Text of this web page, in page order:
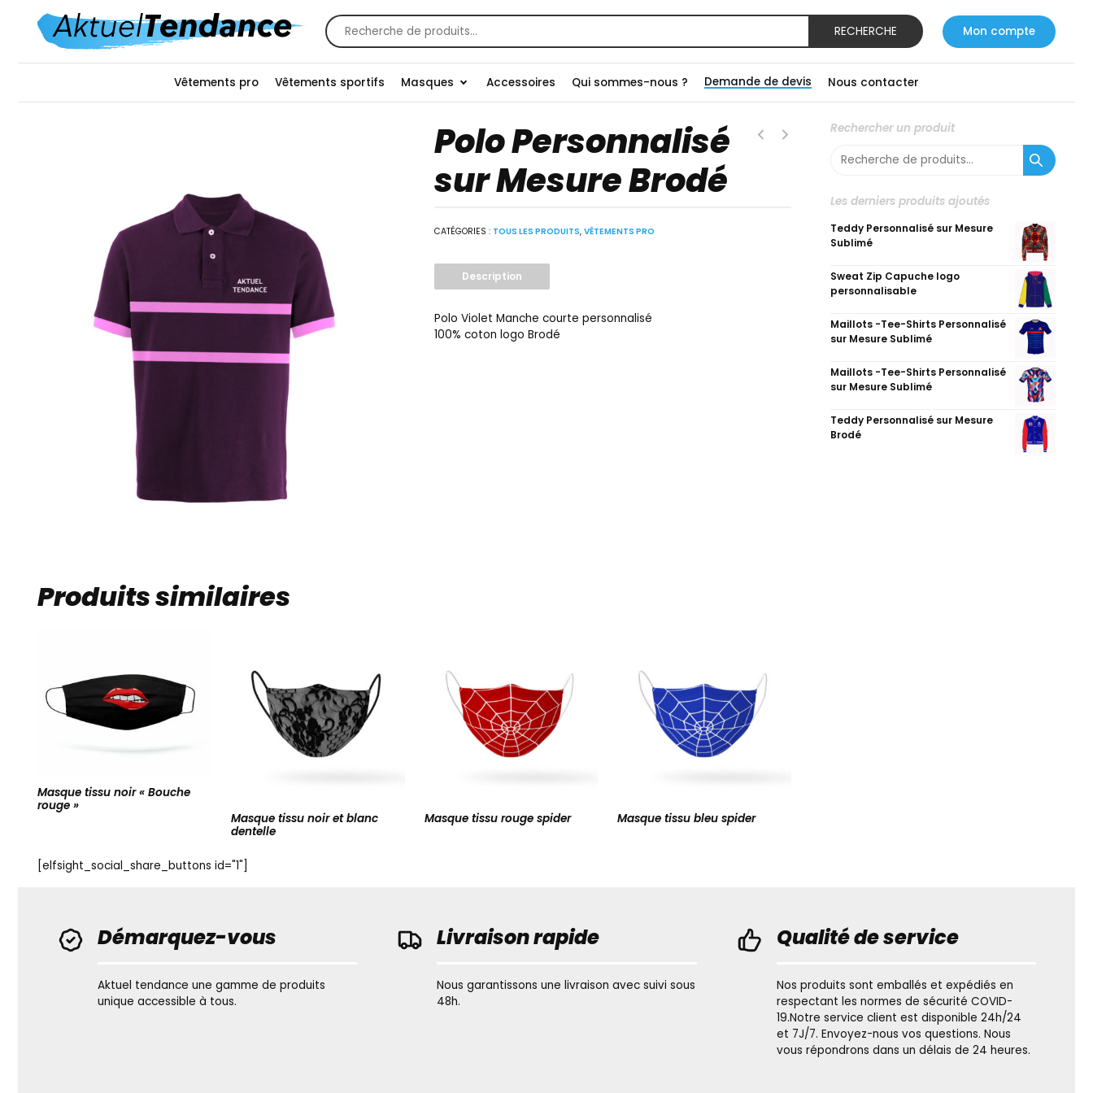
Recherche
RECHERCHE Mon compte
Vêtements pro Vêtements sportifs Masques Accessoires Qui sommes-nous ? Demande de devis Nous contacter
Polo Personnalisé
sur Mesure Brodé
CATÉGORIES : TOUS LES PRODUITS, VÊTEMENTS PRO
Description
Polo Violet Manche courte personnalisé
100% coton logo Brodé
Produits similaires
Masque tissu noir « Bouche
rouge »
Masque tissu noir et blanc
dentelle
Masque tissu rouge spider Masque tissu bleu spider
[elfsight_social_share_buttons id="1"]
Rechercher un produit
Recherche
pour :
Les derniers produits ajoutés
Teddy Personnalisé sur Mesure
Sublimé
Sweat Zip Capuche logo
personnalisable
Maillots -Tee-Shirts Personnalisé
sur Mesure Sublimé
Maillots -Tee-Shirts Personnalisé
sur Mesure Sublimé
Teddy Personnalisé sur Mesure
Brodé
Démarquez-vous
Aktuel tendance une gamme de produits
unique accessible à tous.
Livraison rapide
Nous garantissons une livraison avec suivi sous
48h.
Qualité de service
Nos produits sont emballés et expédiés en
respectant les normes de sécurité COVID-
19.Notre service client est disponible 24h/24
et 7J/7. Envoyez-nous vos questions. Nous
vous répondrons dans un délais de 24 heures.